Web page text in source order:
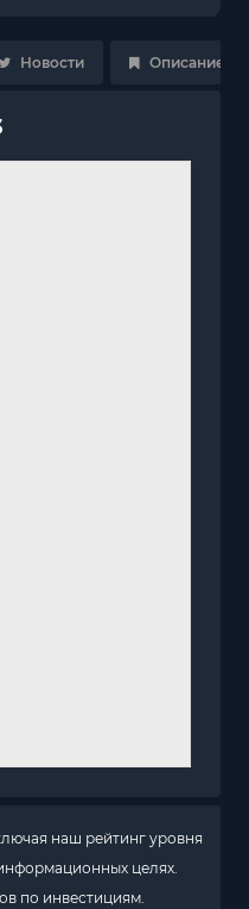
Новости Описание
наш рейтинг уровня
целях.
по инвестициям.